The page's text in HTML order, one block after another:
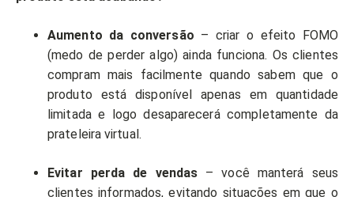
Aumento da conversão – criar o efeito FOMO
(medo de perder algo) ainda funciona. Os clientes
compram mais facilmente quando sabem que o
produto está disponível apenas em quantidade
limitada e logo desaparecerá completamente da
prateleira virtual.
Evitar perda de vendas – você manterá seus
clientes informados, evitando situações em que o